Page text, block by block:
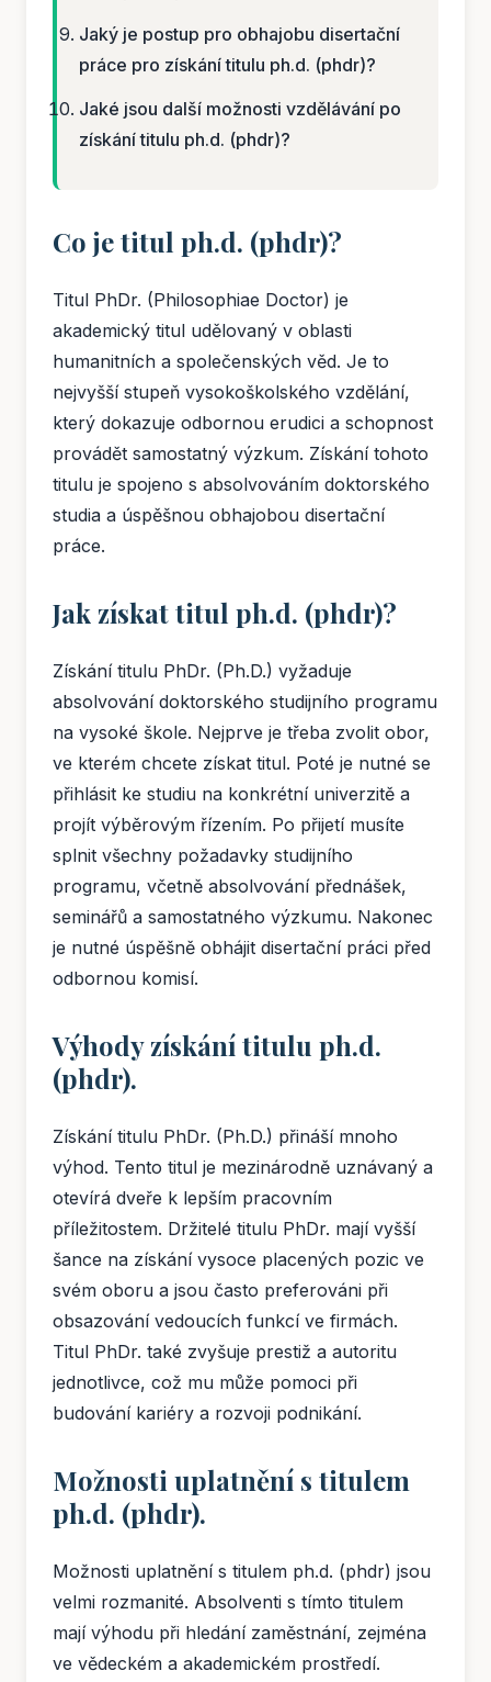
Jaký je postup pro obhajobu disertační
práce pro získání titulu ph.d. (phdr)?
Jaké jsou další možnosti vzdělávání po
získání titulu ph.d. (phdr)?
Co je titul ph.d. (phdr)?
Titul PhDr. (Philosophiae Doctor) je
akademický titul udělovaný v oblasti
humanitních a společenských věd. Je to
nejvyšší stupeň vysokoškolského vzdělání,
který dokazuje odbornou erudici a schopnost
provádět samostatný výzkum. Získání tohoto
titulu je spojeno s absolvováním doktorského
studia a úspěšnou obhajobou disertační
práce.
Jak získat titul ph.d. (phdr)?
Získání titulu PhDr. (Ph.D.) vyžaduje
absolvování doktorského studijního programu
na vysoké škole. Nejprve je třeba zvolit obor,
ve kterém chcete získat titul. Poté je nutné se
přihlásit ke studiu na konkrétní univerzitě a
projít výběrovým řízením. Po přijetí musíte
splnit všechny požadavky studijního
programu, včetně absolvování přednášek,
seminářů a samostatného výzkumu. Nakonec
je nutné úspěšně obhájit disertační práci před
odbornou komisí.
Výhody získání titulu ph.d.
(phdr).
Získání titulu PhDr. (Ph.D.) přináší mnoho
výhod. Tento titul je mezinárodně uznávaný a
otevírá dveře k lepším pracovním
příležitostem. Držitelé titulu PhDr. mají vyšší
šance na získání vysoce placených pozic ve
svém oboru a jsou často preferováni při
obsazování vedoucích funkcí ve firmách.
Titul PhDr. také zvyšuje prestiž a autoritu
jednotlivce, což mu může pomoci při
budování kariéry a rozvoji podnikání.
Možnosti uplatnění s titulem
ph.d. (phdr).
Možnosti uplatnění s titulem ph.d. (phdr) jsou
velmi rozmanité. Absolventi s tímto titulem
mají výhodu při hledání zaměstnání, zejména
ve vědeckém a akademickém prostředí.